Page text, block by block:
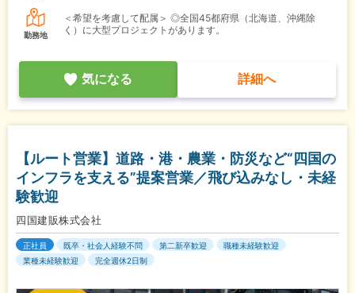
勤務地
＜希望を考慮して配属＞ ◎全国45都府県（北海道、沖縄除
く）に大型プロジェクトがあります。
気になる 詳細へ
【ルート営業】道路・港・農業・防災など“四国の
インフラを支える”提案営業／飛び込みなし・未経
験歓迎
四国建販株式会社
正社員 既卒・社会人経験不問 第二新卒歓迎
職種未経験歓迎
業種未経験歓迎
完全週休2日制